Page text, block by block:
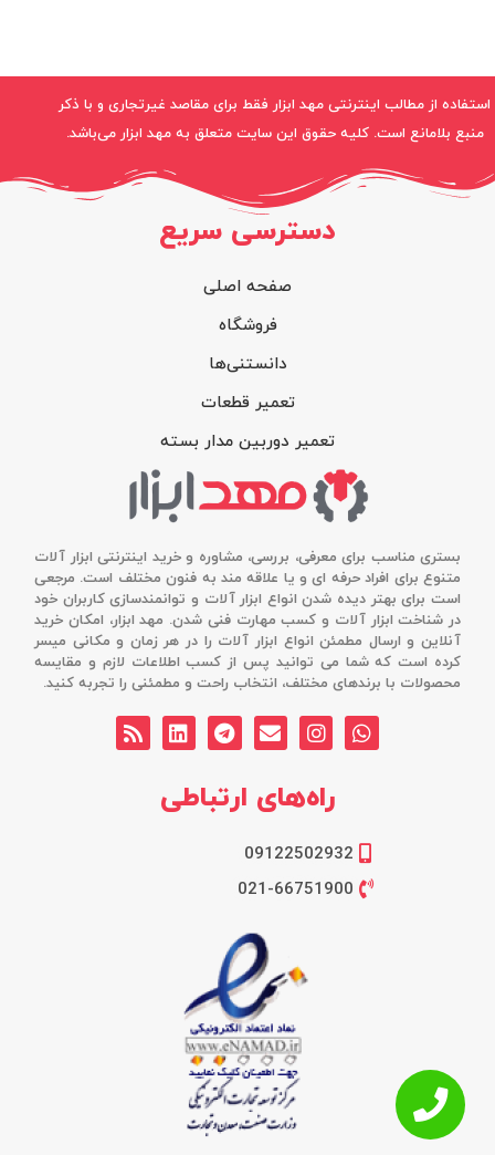
استفاده از مطالب اینترنتی مهد ابزار فقط برای مقاصد غیرتجاری و با ذکر
منبع بلامانع است. کلیه حقوق این سایت متعلق به مهد ابزار می‌باشد.
دسترسی سریع
صفحه اصلی
فروشگاه
دانستنی‌ها
تعمیر قطعات
تعمیر دوربین مدار بسته
بستری مناسب برای معرفی، بررسی، مشاوره و خرید اینترنتی ابزار آلات
متنوع برای افراد حرفه ای و یا علاقه مند به فنون مختلف است. مرجعی
است برای بهتر دیده شدن انواع ابزار آلات و توانمندسازی کاربران خود
در شناخت ابزار آلات و کسب مهارت فنی شدن. مهد ابزار، امکان خرید
آنلاین و ارسال مطمئن انواع ابزار آلات را در هر زمان و مکانی میسر
کرده است که شما می توانید پس از کسب اطلاعات لازم و مقایسه
محصولات با برندهای مختلف، انتخاب راحت و مطمئنی را تجربه کنید.
راه‌های ارتباطی
09122502932
021-66751900